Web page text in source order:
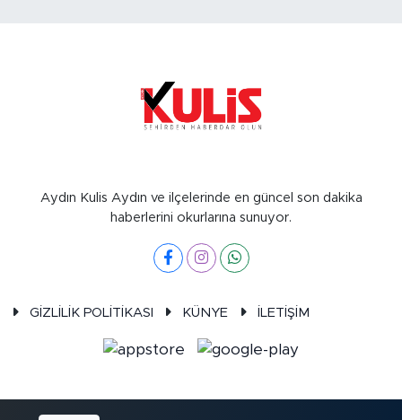
Aydın Kulis Aydın ve ilçelerinde en güncel son dakika
haberlerini okurlarına sunuyor.
GİZLİLİK POLİTİKASI KÜNYE İLETİŞİM